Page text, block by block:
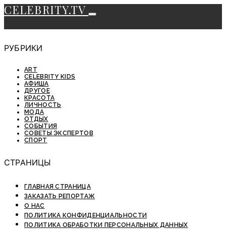
CELEBRITY.TV
РУБРИКИ
ART
CELEBRITY KIDS
АФИША
ДРУГОЕ
КРАСОТА
ЛИЧНОСТЬ
МОДА
ОТДЫХ
СОБЫТИЯ
СОВЕТЫ ЭКСПЕРТОВ
СПОРТ
СТРАНИЦЫ
ГЛАВНАЯ СТРАНИЦА
ЗАКАЗАТЬ РЕПОРТАЖ
О НАС
ПОЛИТИКА КОНФИДЕНЦИАЛЬНОСТИ
ПОЛИТИКА ОБРАБОТКИ ПЕРСОНАЛЬНЫХ ДАННЫХ